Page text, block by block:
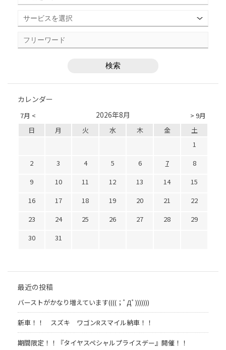
カレンダー
7月 < > 9月
2026年8月
日 月 火 水 木 金
土
1
2
3 4 5 6 7
8
9
10 11 12 13 14
15
16
17 18 19 20 21
22
23
24 25 26 27 28
29
30
31
最近の投稿
バーストがかなり増えています((((；ﾟДﾟ)))))))
新車！！ スズキ ワゴンRスマイル納車！！
期間限定！！『タイヤスペシャルプライスデー』開催！！